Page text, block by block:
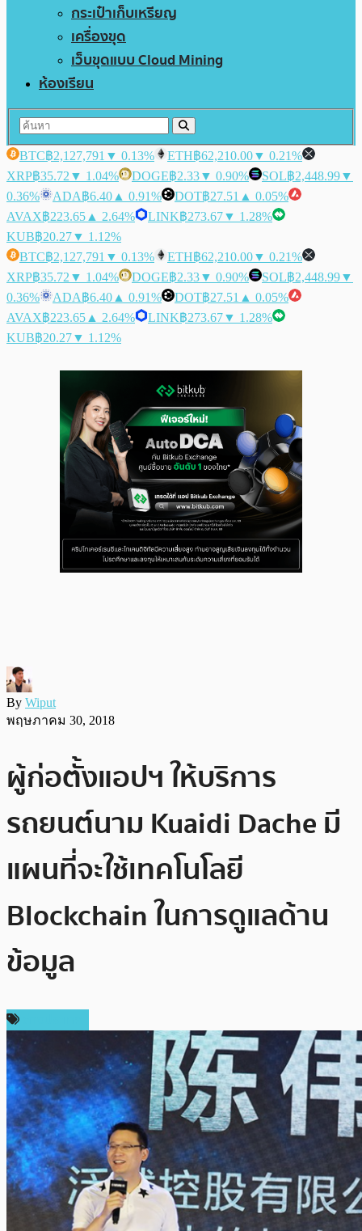
กระเป๋าเก็บเหรียญ
เครื่องขุด
เว็บขุดแบบ Cloud Mining
ห้องเรียน
BTC฿2,127,791 ▼ 0.13% ETH฿62,210.00▼ 0.21%
XRP฿35.72 ▼ 1.04% DOGE฿2.33▼ 0.90% SOL฿2,448.99▼
0.36%
ADA฿6.40 ▲ 0.91% DOT฿27.51 ▲ 0.05%
AVAX฿223.65 ▲ 2.64% LINK฿273.67▼ 1.28%
KUB฿20.27▼ 1.12%
BTC฿2,127,791 ▼ 0.13% ETH฿62,210.00▼ 0.21%
XRP฿35.72 ▼ 1.04% DOGE฿2.33▼ 0.90% SOL฿2,448.99▼
0.36%
ADA฿6.40 ▲ 0.91% DOT฿27.51 ▲ 0.05%
AVAX฿223.65 ▲ 2.64% LINK฿273.67▼ 1.28%
KUB฿20.27▼ 1.12%
By Wiput
พฤษภาคม 30, 2018
ผู้ก่อตั้งแอปฯ ให้บริการ
รถยนต์นาม Kuaidi Dache มี
แผนที่จะใช้เทคโนโลยี
Blockchain ในการดูแลด้าน
ข้อมูล